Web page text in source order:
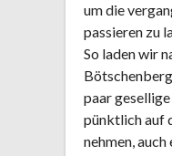
um die
passieren zu
So laden wir
paar
pünktlich auf
nehmen, auch